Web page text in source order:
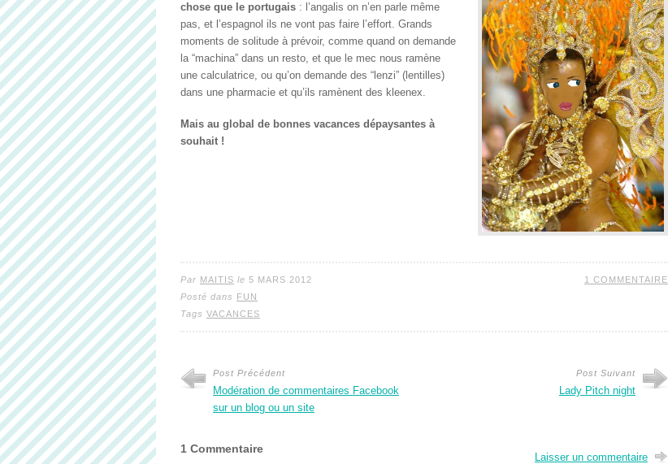
chose que le portugais : l’angalis on n’en parle même
pas, et l’espagnol ils ne vont pas faire l’effort. Grands
moments de solitude à prévoir, comme quand on demande
la “machina” dans un resto, et que le mec nous ramène
une calculatrice, ou qu’on demande des “lenzi” (lentilles)
dans une pharmacie et qu’ils ramènent des kleenex.
Mais au global de bonnes vacances dépaysantes à
souhait !
1 COMMENTAIRE
Par MAITIS le 5 MARS 2012
Posté dans FUN
Tags VACANCES
Post Précédent
Modération de commentaires Facebook
sur un blog ou un site
Post Suivant
Lady Pitch night
Laisser un commentaire
1 Commentaire